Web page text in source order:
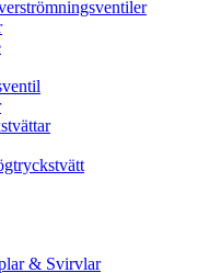
& Svirvlar